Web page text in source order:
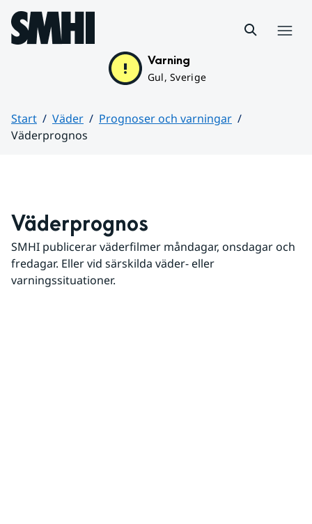
Hoppa till sidans innehåll
Varning
Gul, Sverige
Start Väder
Prognoser och varningar
Väderprognos
Väderprognos
SMHI publicerar väderfilmer måndagar, onsdagar och
fredagar. Eller vid särskilda väder- eller
varningssituationer.